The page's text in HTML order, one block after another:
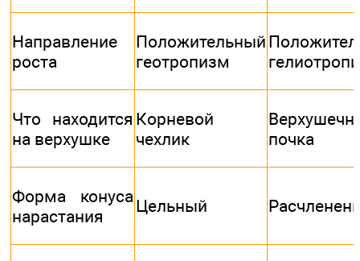
Направление
роста
Положительный
геотропизм
Что находится
на верхушке
Корневой
чехлик
почка
Форма конуса
нарастания
Цельный